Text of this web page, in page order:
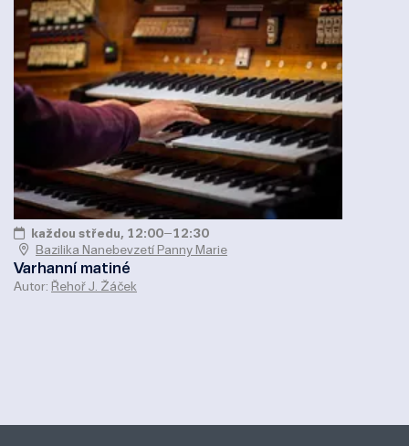
každou středu, 12:00–12:30
Bazilika Nanebevzetí Panny Marie
Varhanní matiné
Autor: Řehoř J. Žáček